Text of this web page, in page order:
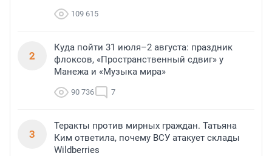
109 615
2
Куда пойти 31 июля–2 августа: праздник
флоксов, «Пространственный сдвиг» у
Манежа и «Музыка мира»
90 736 7
3
Теракты против мирных граждан. Татьяна
Ким ответила, почему ВСУ атакует склады
Wildberries